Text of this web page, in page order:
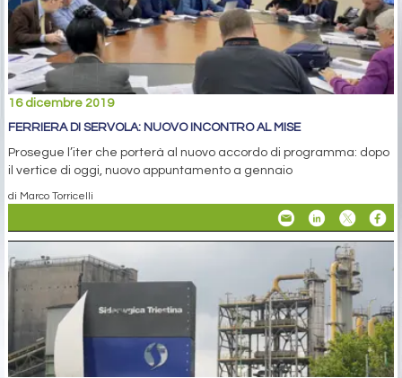
16 dicembre 2019
FERRIERA DI SERVOLA: NUOVO INCONTRO AL MISE
Prosegue l’iter che porterà al nuovo accordo di programma: dopo
il vertice di oggi, nuovo appuntamento a gennaio
di Marco Torricelli